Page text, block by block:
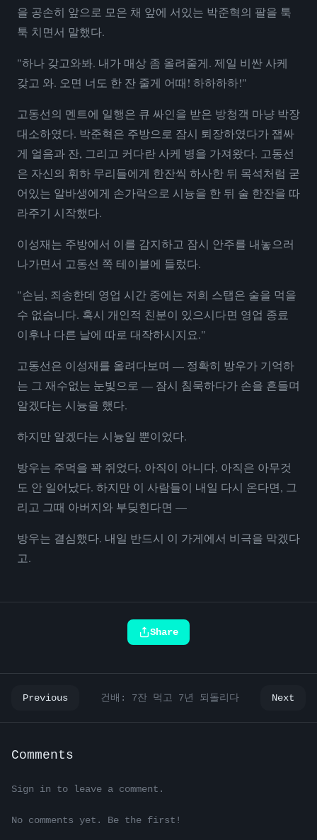
을 공손히 앞으로 모은 채 앞에 서있는 박준혁의 팔을 툭
툭 치면서 말했다.
"하나 갖고와봐. 내가 매상 좀 올려줄게. 제일 비싼 사케
갖고 와. 오면 너도 한 잔 줄게 어때! 하하하하!"
고동선의 멘트에 일행은 큐 싸인을 받은 방청객 마냥 박장
대소하였다. 박준혁은 주방으로 잠시 퇴장하였다가 잽싸
게 얼음과 잔, 그리고 커다란 사케 병을 가져왔다. 고동선
은 자신의 휘하 무리들에게 한잔씩 하사한 뒤 목석처럼 굳
어있는 알바생에게 손가락으로 시늉을 한 뒤 술 한잔을 따
라주기 시작했다.
이성재는 주방에서 이를 감지하고 잠시 안주를 내놓으러
나가면서 고동선 쪽 테이블에 들렀다.
"손님, 죄송한데 영업 시간 중에는 저희 스탭은 술을 먹을
수 없습니다. 혹시 개인적 친분이 있으시다면 영업 종료
이후나 다른 날에 따로 대작하시지요."
고동선은 이성재를 올려다보며 — 정확히 방우가 기억하
는 그 재수없는 눈빛으로 — 잠시 침묵하다가 손을 흔들며
알겠다는 시늉을 했다.
하지만 알겠다는 시늉일 뿐이었다.
방우는 주먹을 꽉 쥐었다. 아직이 아니다. 아직은 아무것
도 안 일어났다. 하지만 이 사람들이 내일 다시 온다면, 그
리고 그때 아버지와 부딪힌다면 —
방우는 결심했다. 내일 반드시 이 가게에서 비극을 막겠다
고.
Share
Previous 건배: 7잔 먹고 7년 되돌리다 Next
Comments
Sign in to leave a comment.
No comments yet. Be the first!